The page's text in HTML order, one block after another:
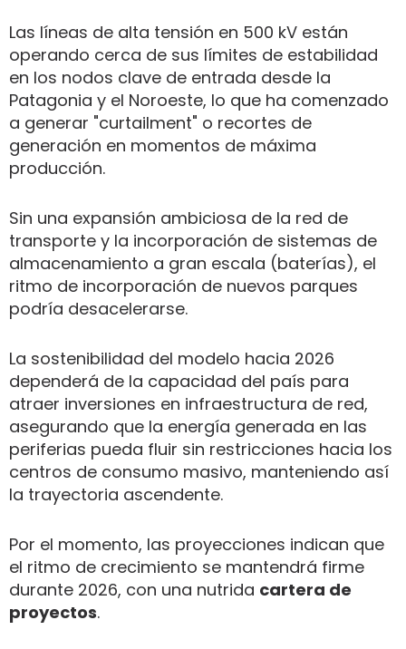
Las líneas de alta tensión en 500 kV están
operando cerca de sus límites de estabilidad
en los nodos clave de entrada desde la
Patagonia y el Noroeste, lo que ha comenzado
a generar "curtailment" o recortes de
generación en momentos de máxima
producción.
Sin una expansión ambiciosa de la red de
transporte y la incorporación de sistemas de
almacenamiento a gran escala (baterías), el
ritmo de incorporación de nuevos parques
podría desacelerarse.
La sostenibilidad del modelo hacia 2026
dependerá de la capacidad del país para
atraer inversiones en infraestructura de red,
asegurando que la energía generada en las
periferias pueda fluir sin restricciones hacia los
centros de consumo masivo, manteniendo así
la trayectoria ascendente.
Por el momento, las proyecciones indican que
el ritmo de crecimiento se mantendrá firme
durante 2026, con una nutrida cartera de
proyectos.